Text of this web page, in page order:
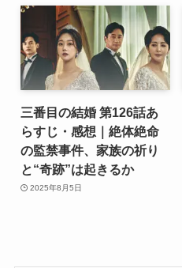
三番目の結婚 第126話あ
らすじ・感想｜絶体絶命
の監禁事件、家族の祈り
と“奇跡”は起きるか
2025年8月5日